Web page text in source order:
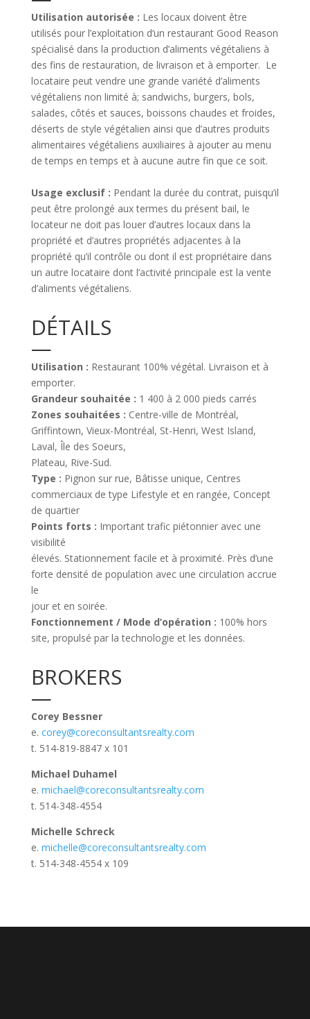
Utilisation autorisée : Les locaux doivent être
utilisés pour l’exploitation d’un restaurant Good Reason
spécialisé dans la production d’aliments végétaliens à
des fins de restauration, de livraison et à emporter. Le
locataire peut vendre une grande variété d’aliments
végétaliens non limité à; sandwichs, burgers, bols,
salades, côtés et sauces, boissons chaudes et froides,
déserts de style végétalien ainsi que d’autres produits
alimentaires végétaliens auxiliaires à ajouter au menu
de temps en temps et à aucune autre fin que ce soit.
Usage exclusif : Pendant la durée du contrat, puisqu’il
peut être prolongé aux termes du présent bail, le
locateur ne doit pas louer d’autres locaux dans la
propriété et d’autres propriétés adjacentes à la
propriété qu’il contrôle ou dont il est propriétaire dans
un autre locataire dont l’activité principale est la vente
d’aliments végétaliens.
DÉTAILS
—
Utilisation : Restaurant 100% végétal. Livraison et à
emporter.
Grandeur souhaitée : 1 400 à 2 000 pieds carrés
Zones souhaitées : Centre-ville de Montréal,
Griffintown, Vieux-Montréal, St-Henri, West Island,
Laval, Île des Soeurs,
Plateau, Rive-Sud.
Type : Pignon sur rue, Bâtisse unique, Centres
commerciaux de type Lifestyle et en rangée, Concept
de quartier
Points forts : Important trafic piétonnier avec une
visibilité
élevés. Stationnement facile et à proximité. Près d’une
forte densité de population avec une circulation accrue
le
jour et en soirée.
Fonctionnement / Mode d’opération : 100% hors
site, propulsé par la technologie et les données.
BROKERS
—
Corey Bessner
e. corey@coreconsultantsrealty.com
t. 514-819-8847 x 101
Michael Duhamel
e. michael@coreconsultantsrealty.com
t. 514-348-4554
Michelle Schreck
e. michelle@coreconsultantsrealty.com
t. 514-348-4554 x 109